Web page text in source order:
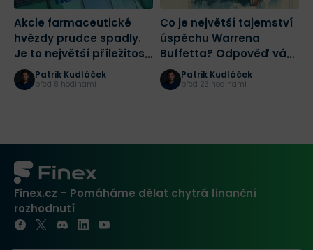
Akcie farmaceutické
hvězdy prudce spadly.
Je to největší příležitost
tohoto desetiletí?
Patrik Kudláček
před 8 hodinami
Co je největší tajemství
úspěchu Warrena
Buffetta? Odpověď vás
nepotěší
Patrik Kudláček
před 23 hodinami
Finex.cz – Pomáháme dělat chytrá finanční
rozhodnutí